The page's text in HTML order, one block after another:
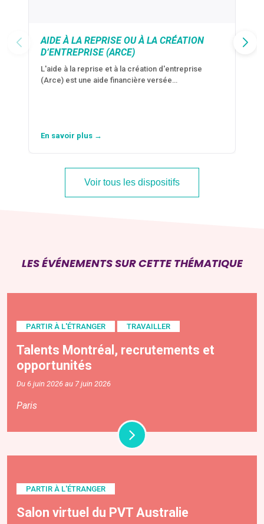
AIDE À LA REPRISE OU À LA CRÉATION
D’ENTREPRISE (ARCE)
L'aide à la reprise et à la création d'entreprise
(Arce) est une aide financière versée…
En savoir plus →
Voir tous les dispositifs
LES ÉVÉNEMENTS SUR CETTE THÉMATIQUE
PARTIR À L'ÉTRANGER TRAVAILLER
Talents Montréal, recrutements et
opportunités
Du 6 juin 2026 au 7 juin 2026
Paris
PARTIR À L'ÉTRANGER
Salon virtuel du PVT Australie